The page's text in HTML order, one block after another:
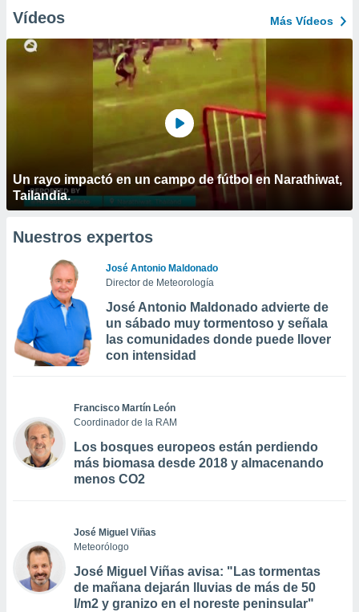
Vídeos Más Vídeos
Un rayo impactó en un campo de fútbol en Narathiwat,
Tailandia.
Nuestros expertos
José Antonio Maldonado
Director de Meteorología
José Antonio Maldonado advierte de
un sábado muy tormentoso y señala
las comunidades donde puede llover
con intensidad
Francisco Martín León
Coordinador de la RAM
Los bosques europeos están perdiendo
más biomasa desde 2018 y almacenando
menos CO2
José Miguel Viñas
Meteorólogo
José Miguel Viñas avisa: "Las tormentas
de mañana dejarán lluvias de más de 50
l/m2 y granizo en el noreste peninsular"